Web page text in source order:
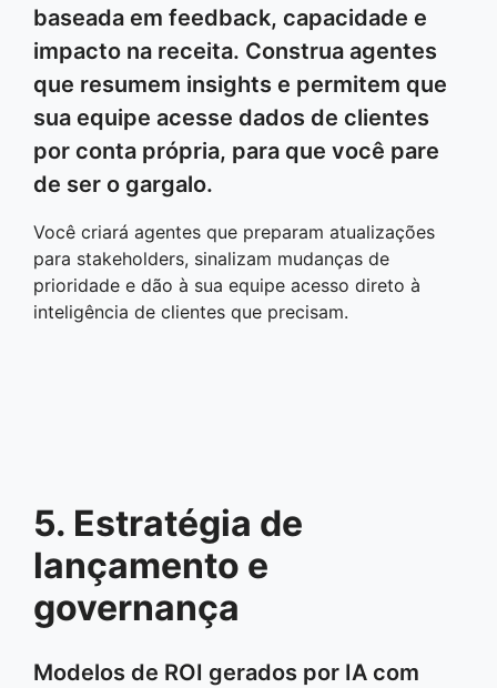
baseada em feedback, capacidade e
impacto na receita. Construa agentes
que resumem insights e permitem que
sua equipe acesse dados de clientes
por conta própria, para que você pare
de ser o gargalo.
Você criará agentes que preparam atualizações
para stakeholders, sinalizam mudanças de
prioridade e dão à sua equipe acesso direto à
inteligência de clientes que precisam.
5. Estratégia de
lançamento e
governança
Modelos de ROI gerados por IA com